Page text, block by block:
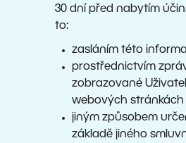
30 dní před nabytím
to:
zasláním této
prostřednictvím
zobrazované
webových stránkách
jiným způsobem
základě jiného